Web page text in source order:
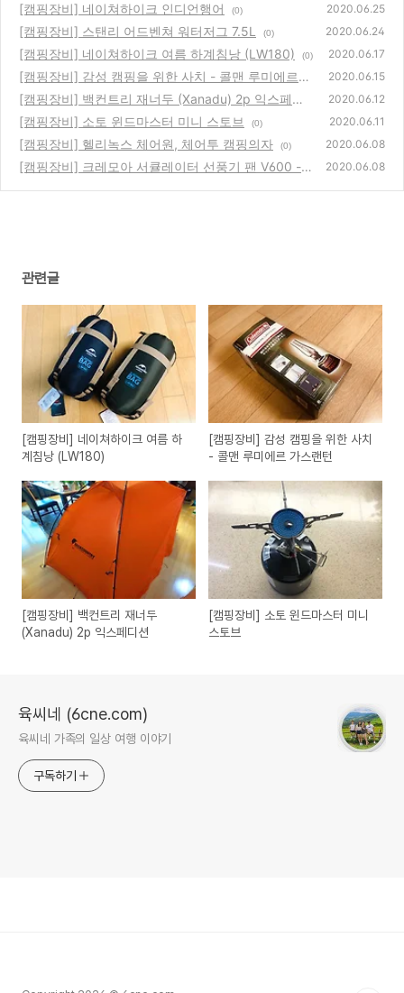
[캠핑장비] 네이쳐하이크 인디언행어 (0) 2020.06.25
[캠핑장비] 스탠리 어드벤쳐 워터저그 7.5L (0) 2020.06.24
[캠핑장비] 네이쳐하이크 여름 하계침낭 (LW180) (0) 2020.06.17
[캠핑장비] 감성 캠핑을 위한 사치 - 콜맨 루미에르
가스랜턴
(0)
2020.06.15
[캠핑장비] 백컨트리 재너두 (Xanadu) 2p 익스페디
션
(0)
2020.06.12
[캠핑장비] 소토 윈드마스터 미니 스토브 (0) 2020.06.11
[캠핑장비] 헬리녹스 체어원, 체어투 캠핑의자 (0) 2020.06.08
[캠핑장비] 크레모아 서큘레이터 선풍기 팬 V600 -
2020.06.08
관련글
[캠핑장비] 네이쳐하이크 여름 하
계침낭 (LW180)
[캠핑장비] 감성 캠핑을 위한 사치
- 콜맨 루미에르 가스랜턴
[캠핑장비] 백컨트리 재너두
(Xanadu) 2p 익스페디션
[캠핑장비] 소토 윈드마스터 미니
스토브
육씨네 (6cne.com)
육씨네 가족의 일상 여행 이야기
구독하기